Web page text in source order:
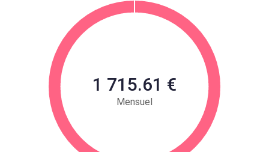
1 715.61 €
Mensuel